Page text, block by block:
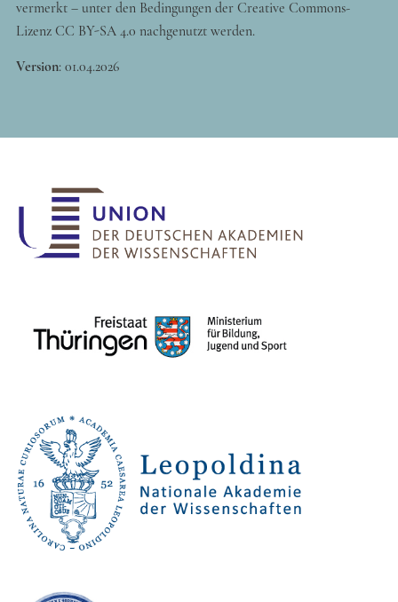
vermerkt – unter den Bedingungen der Creative Commons-
Lizenz CC BY-SA 4.0 nachgenutzt werden.
Version: 01.04.2026